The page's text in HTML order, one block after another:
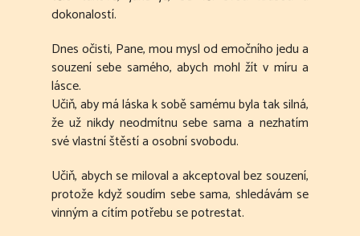
dokonalostí.
Dnes očisti, Pane, mou mysl od emočního jedu a
souzení sebe samého, abych mohl žít v míru a
lásce.
Učiň, aby má láska k sobě samému byla tak silná,
že už nikdy neodmítnu sebe sama a nezhatím
své vlastní štěstí a osobní svobodu.
Učiň, abych se miloval a akceptoval bez souzení,
protože když soudím sebe sama, shledávám se
vinným a cítím potřebu se potrestat.